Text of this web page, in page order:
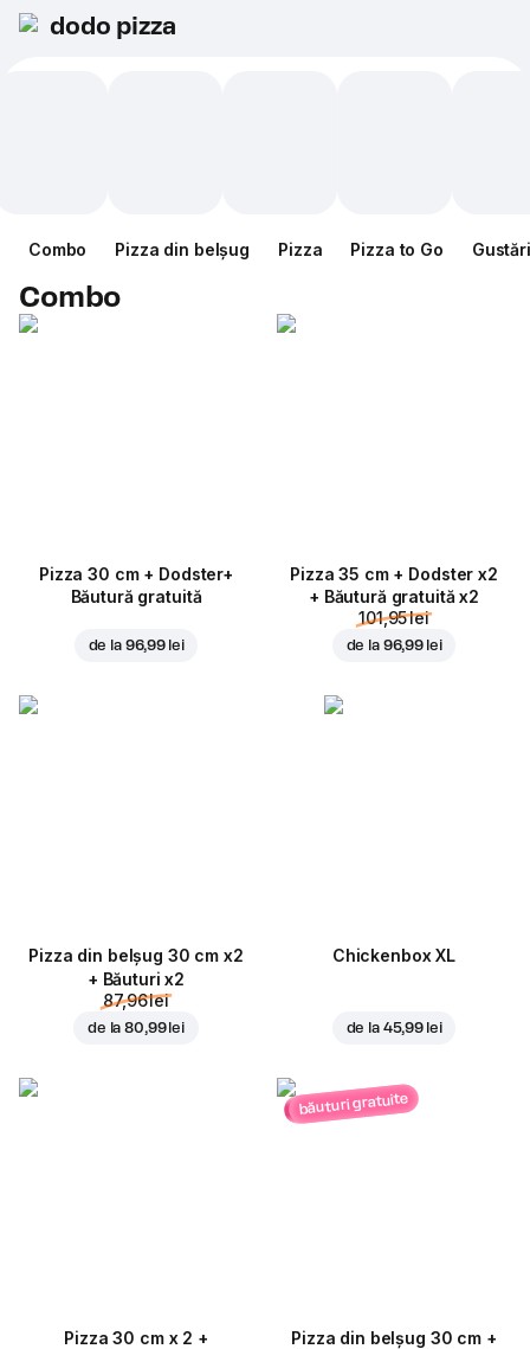
dodo pizza
Combo Pizza din belșug Pizza Pizza to Go Gustări
Combo
Pizza 30 cm + Dodster+
Băutură gratuită
de la 96,99 lei
Pizza 35 cm + Dodster x2
+ Băutură gratuită x2
101,95 lei
de la 96,99 lei
Pizza din belșug 30 cm x2
+ Băuturi x2
87,96 lei
de la80,99 lei
Chickenbox XL
de la 45,99 lei
Pizza 30 cm x 2 +
băuturi gratuite
Pizza din belșug 30 cm +